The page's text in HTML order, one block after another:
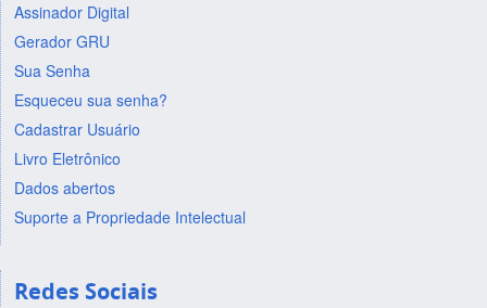
Assinador Digital
Gerador GRU
Sua Senha
Esqueceu sua senha?
Cadastrar Usuário
Livro Eletrônico
Dados abertos
Suporte a Propriedade Intelectual
Redes Sociais